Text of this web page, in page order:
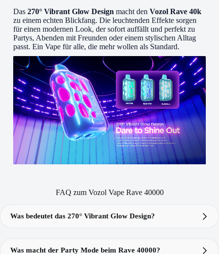
Das 270° Vibrant Glow Design macht den Vozol Rave 40k
zu einem echten Blickfang. Die leuchtenden Effekte sorgen
für einen modernen Look, der sofort auffällt und perfekt zu
Partys, Abenden mit Freunden oder einem stylischen Alltag
passt. Ein Vape für alle, die mehr wollen als Standard.
FAQ zum Vozol Vape Rave 40000
Was bedeutet das 270° Vibrant Glow Design?
Was macht der Party Mode beim Rave 40000?